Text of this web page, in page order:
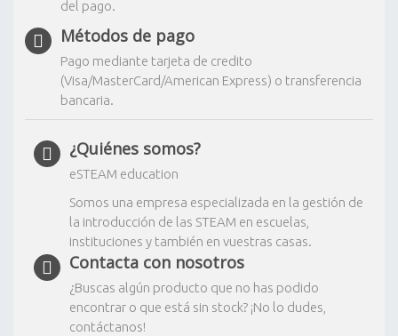
del pago.
Métodos de pago
Pago mediante tarjeta de credito
(Visa/MasterCard/American Express) o transferencia
bancaria.
¿Quiénes somos?
eSTEAM education
Somos una empresa especializada en la gestión de
la introducción de las STEAM en escuelas,
instituciones y también en vuestras casas.
Contacta con nosotros
¿Buscas algún producto que no has podido
encontrar o que está sin stock? ¡No lo dudes,
contáctanos!